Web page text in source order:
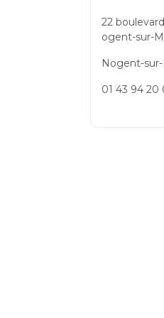
22
ogent-sur-
France,
Nogent-
01 43 94 20